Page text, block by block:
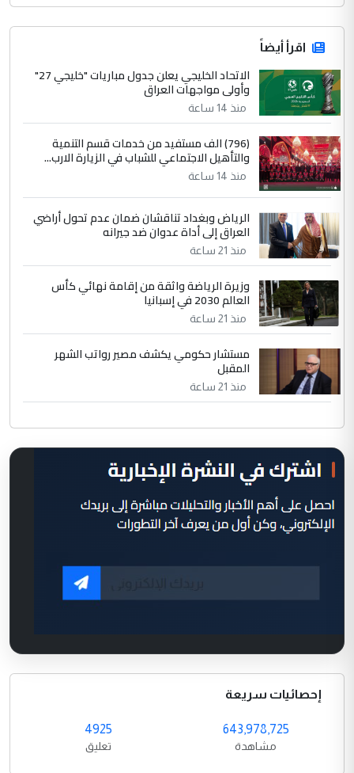
اقرأ أيضاً
الاتحاد الخليجي يعلن جدول مباريات "خليجي 27"
وأولى مواجهات العراق
منذ 14 ساعة
(796) الف مستفيد من خدمات قسم التنمية
والتأهيل الاجتماعي للشباب في الزيارة الارب...
منذ 14 ساعة
الرياض وبغداد تناقشان ضمان عدم تحول أراضي
العراق إلى أداة عدوان ضد جيرانه
منذ 21 ساعة
وزيرة الرياضة واثقة من إقامة نهائي كأس
العالم 2030 في إسبانيا
منذ 21 ساعة
مستشار حكومي يكشف مصير رواتب الشهر
المقبل
منذ 21 ساعة
إحصائيات سريعة
643,978,725
مشاهدة
4925
تعليق